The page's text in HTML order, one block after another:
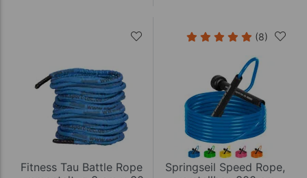
Fitness Tau Battle Rope
(8)
Springseil Speed Rope,